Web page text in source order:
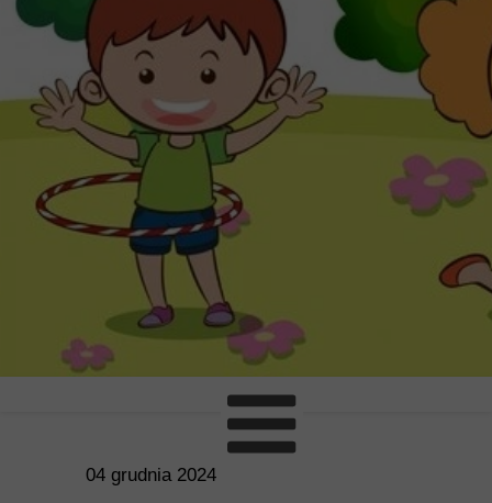
04 grudnia 2024